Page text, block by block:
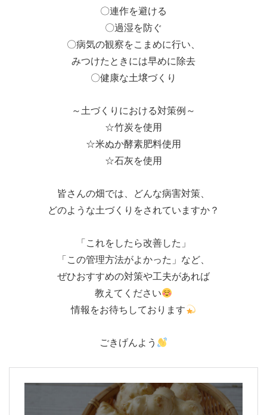
〇連作を避ける
〇過湿を防ぐ
〇病気の観察をこまめに行い、
みつけたときには早めに除去
〇健康な土壌づくり
～土づくりにおける対策例～
☆竹炭を使用
☆米ぬか酵素肥料使用
☆石灰を使用
皆さんの畑では、どんな病害対策、
どのような土づくりをされていますか？
「これをしたら改善した」
「この管理方法がよかった」など、
ぜひおすすめの対策や工夫があれば
教えてください
情報をお待ちしております
ごきげんよう